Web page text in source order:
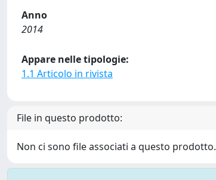
Anno
2014
Appare nelle tipologie:
1.1 Articolo in rivista
File in questo prodotto:
Non ci sono file associati a questo prodotto.